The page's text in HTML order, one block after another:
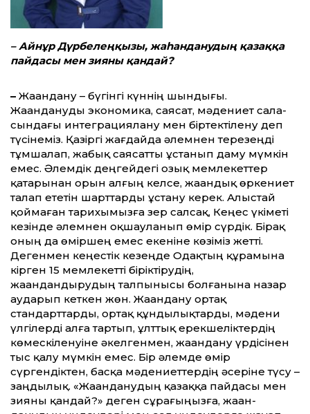
– Айнұр Дүрбелеңқызы, жаһанданудың қазаққа
пайдасы мен зияны қандай?
– Жаһандану – бүгінгі күн­нің шындығы.
Жаһандануды экономика, саясат, мәдениет сала­
сындағы интеграциялану мен біртектілену деп
түсінеміз. Қазіргі жағдайда әлемнен тере­зеңді
тұмшалап, жабық саясатты ұстанып даму мүмкін
емес. Әлемдік деңгейдегі озық мемлекеттер
қатарынан орын алғың келсе, жаһандық өркениет
талап ететін шарттарды ұстану керек. Алыстай
қоймаған тарихымызға зер салсақ, Кеңес үкіметі
кезінде әлемнен оқшауланып өмір сүр­дік. Бірақ
оның да өміршең емес еке­ніне көзіміз жетті.
Дегенмен кеңестік кезеңде Одақтың құра­мына
кірген 15 мемлекетті біріктірудің,
жаһандандырудың талпынысы болғанына назар
аударып кеткен жөн. Жаһандану ортақ
стандарттарды, ортақ құндылықтарды, мәдени
үлгі­лерді алға тартып, ұлттық ерек­ше­ліктердің
көмескіленуіне әкел­генмен, жаһандану үрдісінен
тыс қалу мүмкін емес. Бір әлем­де өмір
сүргендіктен, басқа мәдениеттердің әсеріне түсу –
заңдылық. «Жаһанданудың қазаққа пайдасы мен
зияны қан­дай?» деген сұрағыңызға, жаһан­